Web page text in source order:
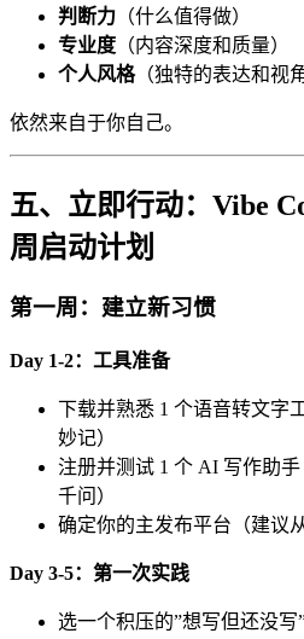
判断力 （什么值得做）
专业度 （内容深度和质量）
个人风格（独特的表达和视角
依然来自于你自己。
五、立即行动：Vibe
周启动计划
第一周：建立新习惯
Day 1-2：工具准备
下载并熟悉 1 个语音转文字
妙记）
注册并测试 1 个 AI 写作助手
千问）
确定你的主发布平台（建议
Day 3-5：第一次实践
选一个积压的”想写但还没写